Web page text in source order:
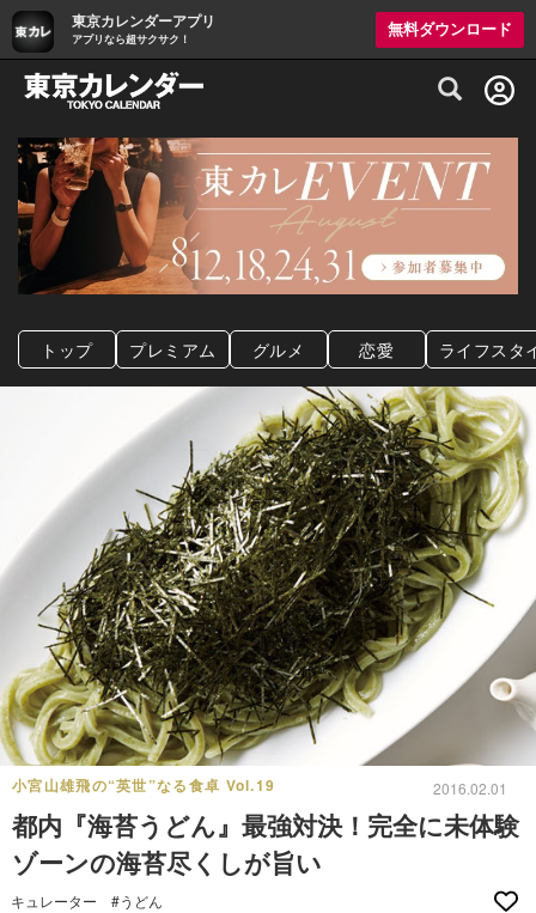
東京カレンダーアプリ
アプリなら超サクサク！
無料ダウンロード
グルメ情報・プレミアムレストラン予約
トップ プレミアム グルメ 恋愛 ライフスタ
小宮山雄飛の“英世”なる食卓 Vol.19 2016.02.01
都内『海苔うどん』最強対決！完全に未体験
ゾーンの海苔尽くしが旨い
キュレーター #うどん